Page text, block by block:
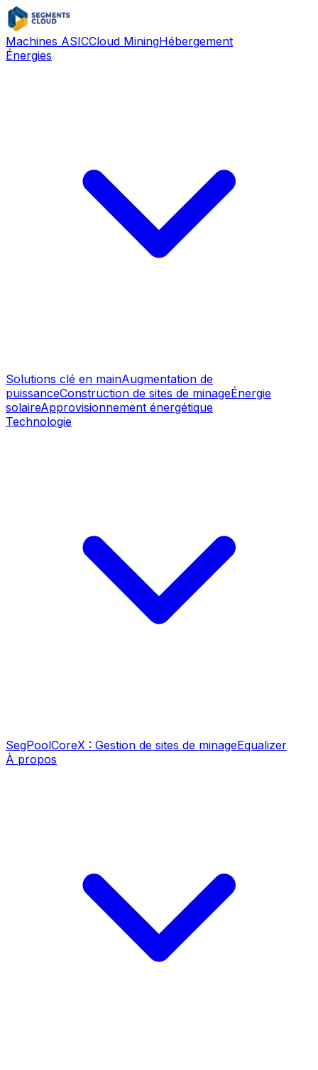
Machines ASICCloud MiningHébergement
Énergies
Solutions clé en mainAugmentation de
puissanceConstruction de sites de minageÉnergie
solaireApprovisionnement énergétique
Technologie
SegPoolCoreX : Gestion de sites de minageEqualizer
À propos